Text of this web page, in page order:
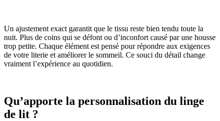
Un ajustement exact garantit que le tissu reste bien tendu toute la
nuit. Plus de coins qui se défont ou d’inconfort causé par une housse
trop petite. Chaque élément est pensé pour répondre aux exigences
de votre literie et améliorer le sommeil. Ce souci du détail change
vraiment l’expérience au quotidien.
Qu’apporte la personnalisation du linge
de lit ?